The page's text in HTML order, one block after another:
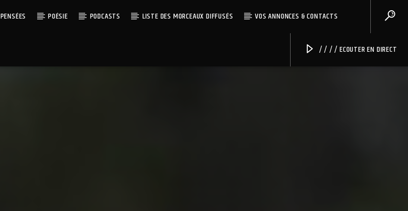
PENSÉES POÉSIE PODCASTS LISTE DES MORCEAUX DIFFUSÉS VOS ANNONCES & CONTACTS
/ / / / ECOUTER EN DIRECT